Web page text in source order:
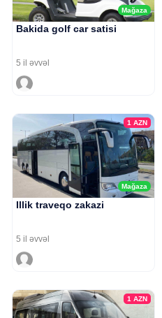
Mağaza
Bakida golf car satisi
5 il əvvəl
Mağaza
1 AZN
Illik traveqo zakazi
5 il əvvəl
1 AZN